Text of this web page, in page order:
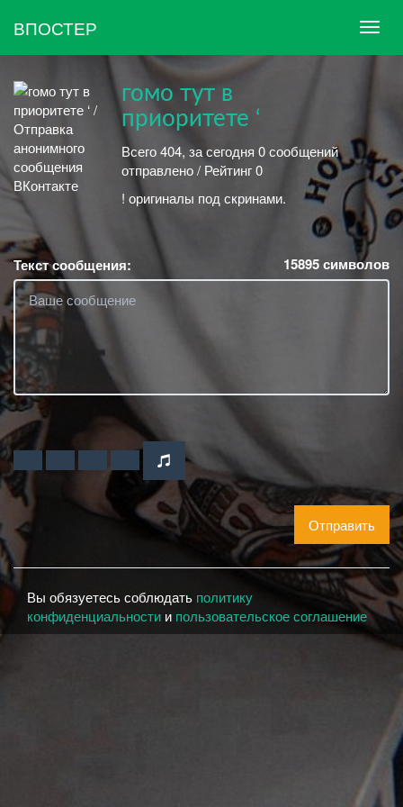
ВПОСТЕР
гомо тут в
приоритете ‘
Всего 404, за сегодня 0 сообщений
отправлено / Рейтинг 0
! оригиналы под скринами.
Текст сообщения: 15895символов
Отправить
Вы обязуетесь соблюдать политику
конфиденциальности и пользовательское соглашение